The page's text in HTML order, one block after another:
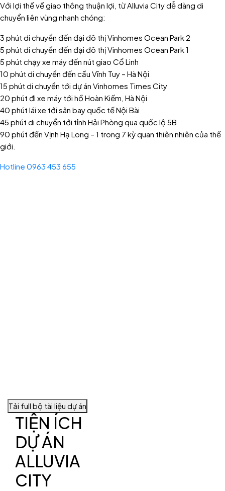
Với lợi thế về giao thông thuận lợi, từ Alluvia City dễ dàng di
chuyển liên vùng nhanh chóng:
3 phút di chuyển đến đại đô thị Vinhomes Ocean Park 2
5 phút di chuyển đến đại đô thị Vinhomes Ocean Park 1
5 phút chạy xe máy đến nút giao Cổ Linh
10 phút di chuyển đến cầu Vĩnh Tuy – Hà Nội
15 phút di chuyển tới dự án Vinhomes Times City
20 phút đi xe máy tới hồ Hoàn Kiếm, Hà Nội
40 phút lái xe tới sân bay quốc tế Nội Bài
45 phút di chuyển tới tỉnh Hải Phòng qua quốc lộ 5B
90 phút đến Vịnh Hạ Long – 1 trong 7 kỳ quan thiên nhiên của thế
giới.
Hotline 0963 453 655
Tải full bộ tài liệu dự án
TIỆN ÍCH
DỰ ÁN
ALLUVIA
CITY